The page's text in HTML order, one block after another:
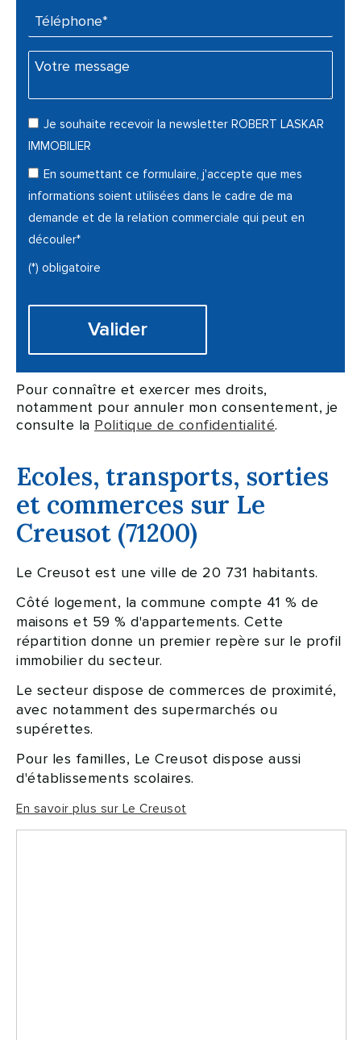
Téléphone* :
Votre message :
Je souhaite recevoir la newsletter ROBERT LASKAR
IMMOBILIER
En soumettant ce formulaire, j'accepte que mes
informations soient utilisées dans le cadre de ma
demande et de la relation commerciale qui peut en
découler*
(*) obligatoire
Pour connaître et exercer mes droits,
notamment pour annuler mon consentement, je
consulte la Politique de confidentialité.
Ecoles, transports, sorties
et commerces sur Le
Creusot (71200)
Le Creusot est une ville de 20 731 habitants.
Côté logement, la commune compte 41 % de
maisons et 59 % d'appartements. Cette
répartition donne un premier repère sur le profil
immobilier du secteur.
Le secteur dispose de commerces de proximité,
avec notamment des supermarchés ou
supérettes.
Pour les familles, Le Creusot dispose aussi
d'établissements scolaires.
En savoir plus sur Le Creusot